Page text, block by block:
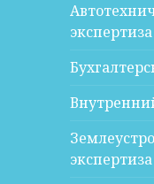
экспертиза
экспертиза